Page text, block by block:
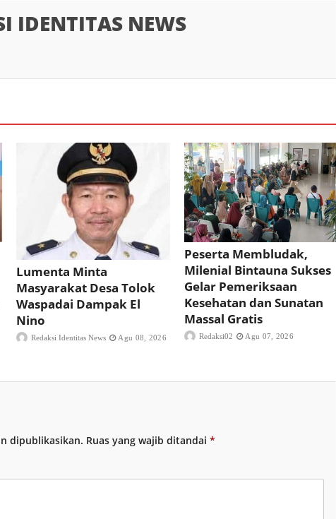
IDENTITAS NEWS
Lumenta Minta
Masyarakat Desa Tolok
Waspadai Dampak El
Nino
Redaksi Identitas News Agu 08, 2026
Peserta Membludak,
Milenial Bintauna Sukses
Gelar Pemeriksaan
Kesehatan dan Sunatan
Massal Gratis
Redaksi02 Agu 07, 2026
dipublikasikan. Ruas yang wajib ditandai *